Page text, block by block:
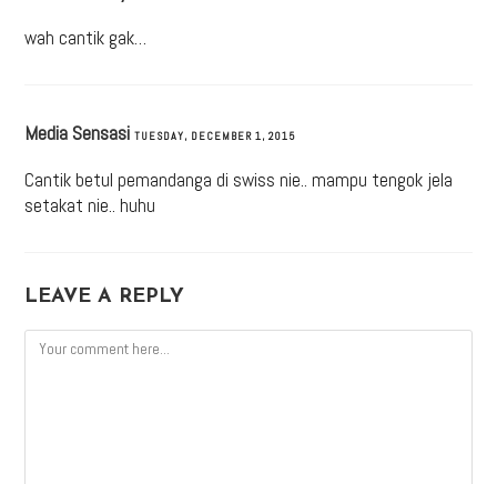
wah cantik gak…
Media Sensasi TUESDAY, DECEMBER 1, 2015
Cantik betul pemandanga di swiss nie.. mampu tengok jela
setakat nie.. huhu
LEAVE A REPLY